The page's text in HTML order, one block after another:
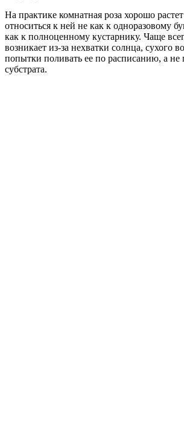
На практике комнатная роза хорошо
относиться к ней не как к одноразовому
как к полноценному кустарнику. Чаще
возникает из-за нехватки солнца, сухого
попытки поливать ее по расписанию, а не
субстрата.